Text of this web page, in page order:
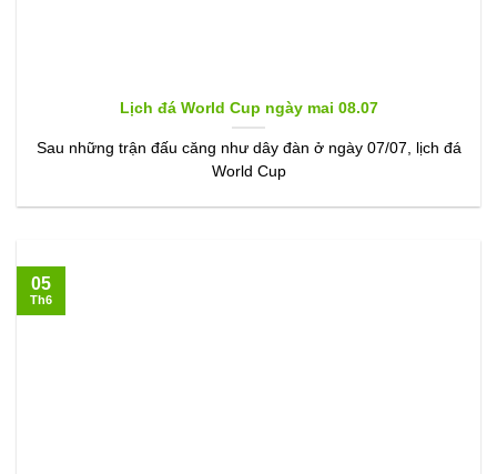
Lịch đá World Cup ngày mai 08.07
Sau những trận đấu căng như dây đàn ở ngày 07/07, lịch đá
World Cup
05
Th6